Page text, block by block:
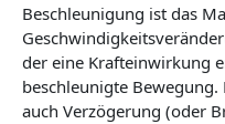
Beschleunigung ist das
der eine Krafteinwirkung
beschleunigte
auch Verzögerung (oder